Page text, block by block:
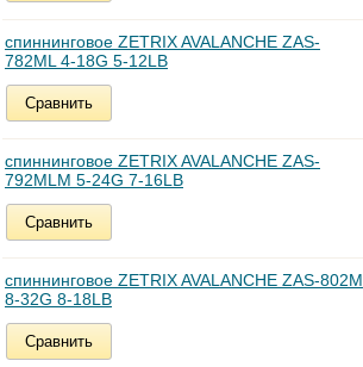
спиннинговое ZETRIX AVALANCHE ZAS-
782ML 4-18G 5-12LB
Сравнить
спиннинговое ZETRIX AVALANCHE ZAS-
792MLM 5-24G 7-16LB
Сравнить
спиннинговое ZETRIX AVALANCHE ZAS-802M
8-32G 8-18LB
Сравнить